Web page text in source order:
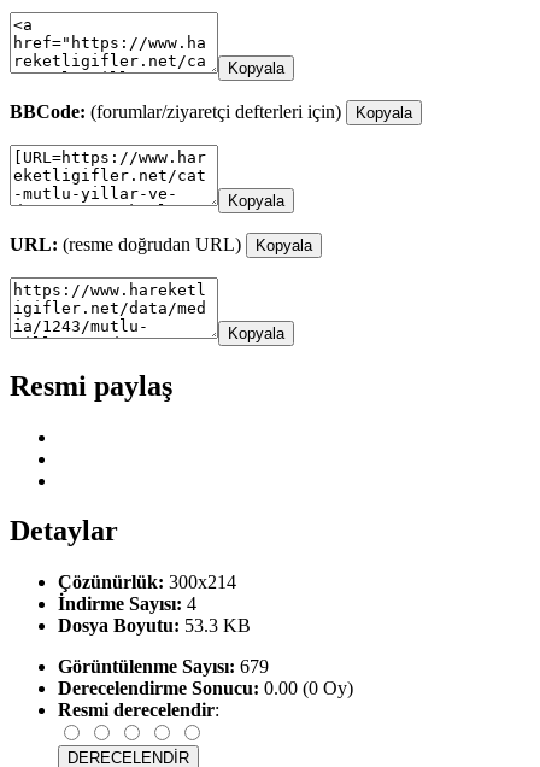
Kopyala
BBCode: (forumlar/ziyaretçi defterleri için) Kopyala
Kopyala
URL: (resme doğrudan URL) Kopyala
Kopyala
Resmi paylaş
Detaylar
Çözünürlük: 300x214
İndirme Sayısı: 4
Dosya Boyutu: 53.3 KB
Görüntülenme Sayısı: 679
Derecelendirme Sonucu: 0.00 (0 Oy)
Resmi derecelendir: